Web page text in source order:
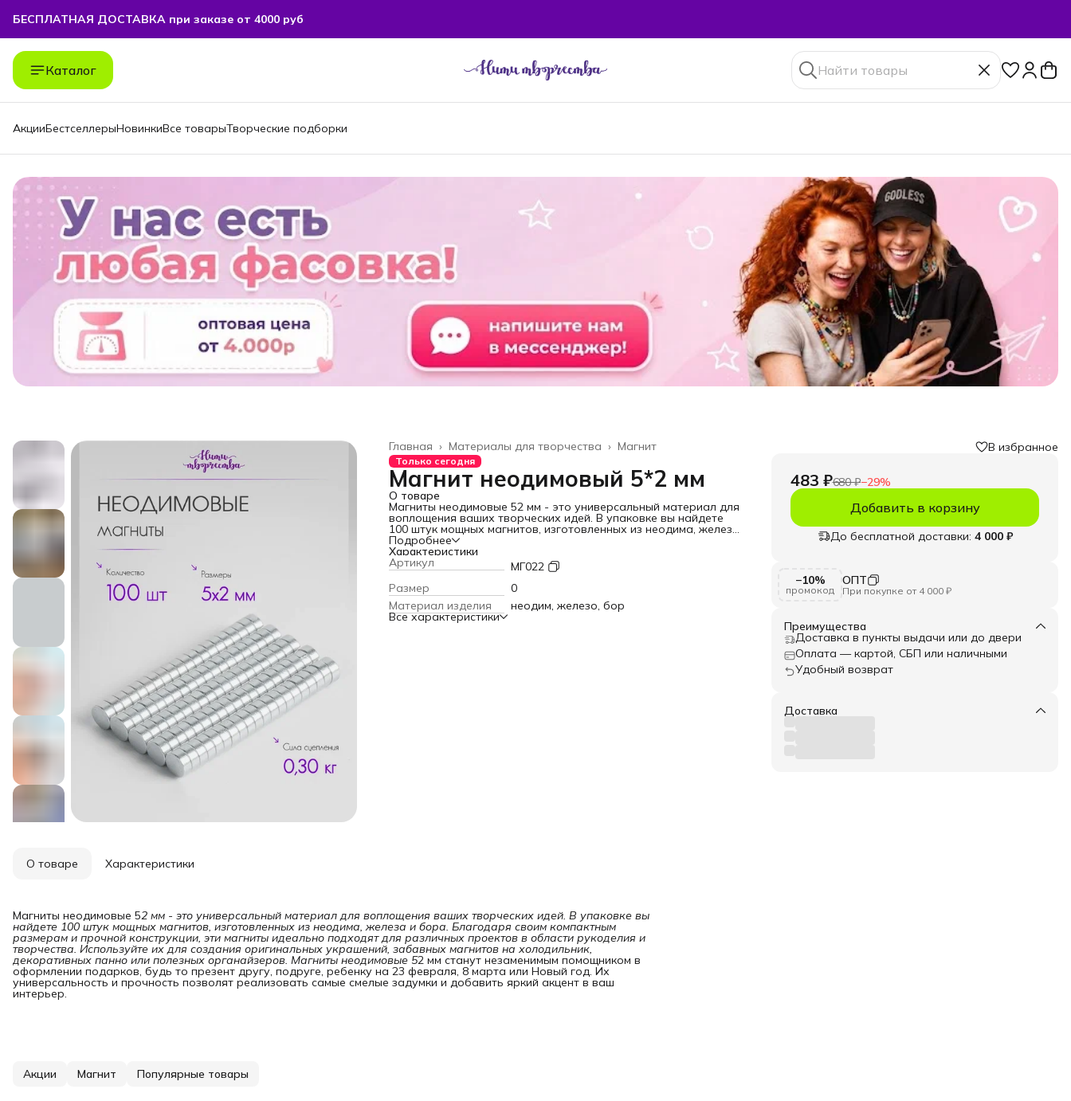
БЕСПЛАТНАЯ ДОСТАВКА при заказе от 4000 руб
БЕСПЛАТНАЯ ДОСТАВКА при заказе от 4000 руб
Каталог
АкцииБестселлерыНовинкиВсе товарыТворческие подборки
Магнит
Материалы для творчества ›
Главная ›
Только сегодня
Магнит неодимовый 5*2 мм
О товаре
Магниты неодимовые 52 мм - это универсальный материал для
воплощения ваших творческих идей. В упаковке вы найдете
100 штук мощных магнитов, изготовленных из неодима, железа
и бора. Благодаря своим компактным размерам и прочной
конструкции, эти магниты идеально подходят для различных
проектов в области рукоделия и творчества. Используйте их
для создания оригинальных украшений, забавных магнитов
на холодильник, декоративных панно или полезных
органайзеров. Магниты неодимовые 5
незаменимым помощником в оформлении подарков, будь то
презент другу, подруге, ребенку на 23 февраля, 8 марта или
Подробнее
Характеристики
Артикул
МГ022
Размер
0
Материал изделия
неодим, железо, бор
Все характеристики
В избранное
483 ₽680 ₽−29%
Добавить в корзину
До бесплатной доставки: 4 000 ₽
−10%
промокод
ОПТ
При покупке от 4 000 ₽
Преимущества
Доставка в пункты выдачи или до двери
Оплата — картой, СБП или наличными
Удобный возврат
Доставка
О товаре Характеристики
Магниты неодимовые 52 мм - это универсальный материал для воплощения ваших творческих идей. В упаковке вы
найдете 100 штук мощных магнитов, изготовленных из неодима, железа и бора. Благодаря своим компактным
размерам и прочной конструкции, эти магниты идеально подходят для различных проектов в области рукоделия и
творчества. Используйте их для создания оригинальных украшений, забавных магнитов на холодильник,
декоративных панно или полезных органайзеров. Магниты неодимовые 52 мм станут незаменимым помощником в
оформлении подарков, будь то презент другу, подруге, ребенку на 23 февраля, 8 марта или Новый год. Их
универсальность и прочность позволят реализовать самые смелые задумки и добавить яркий акцент в ваш
интерьер.
Акции Магнит Популярные товары